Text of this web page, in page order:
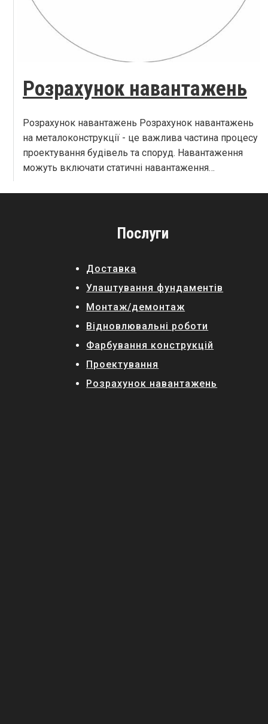
Розрахунок навантажень
Розрахунок навантажень Розрахунок навантажень
на металоконструкції - це важлива частина процесу
проектування будівель та споруд. Навантаження
можуть включати статичні навантаження…
Послуги
Доставка
Улаштування фундаментів
Монтаж/демонтаж
Відновлювальні роботи
Фарбування конструкцій
Проектування
Розрахунок навантажень